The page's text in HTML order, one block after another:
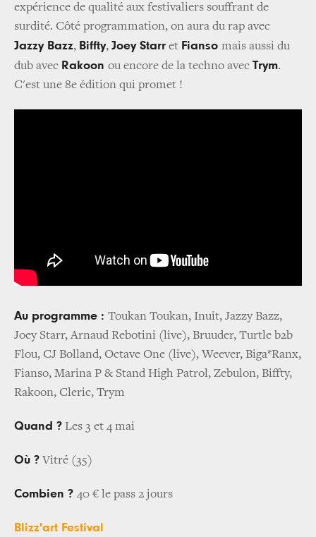
expérience de qualité aux festivaliers souffrant de
surdité. Côté programmation, on aura du rap avec
Jazzy Bazz, Biffty, Joey Starr et Fianso mais aussi du
dub avec Rakoon ou encore de la techno avec Trym.
C'est une 8e édition qui promet !
Au programme : Toukan Toukan, Inuit, Jazzy Bazz,
Joey Starr, Arnaud Rebotini (live), Bruuder, Turtle b2b
Flou, CJ Bolland, Octave One (live), Weever, Biga*Ranx,
Fianso, Marina P & Stand High Patrol, Zebulon, Biffty,
Rakoon, Cleric, Trym
Quand ? Les 3 et 4 mai
Où ?Vitré (35)
Combien ? 40 € le pass 2 jours
Blizz'art Festival